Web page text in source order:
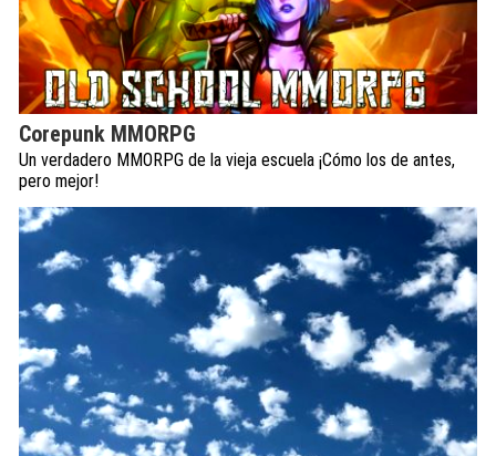
Corepunk MMORPG
Un verdadero MMORPG de la vieja escuela ¡Cómo los de antes,
pero mejor!